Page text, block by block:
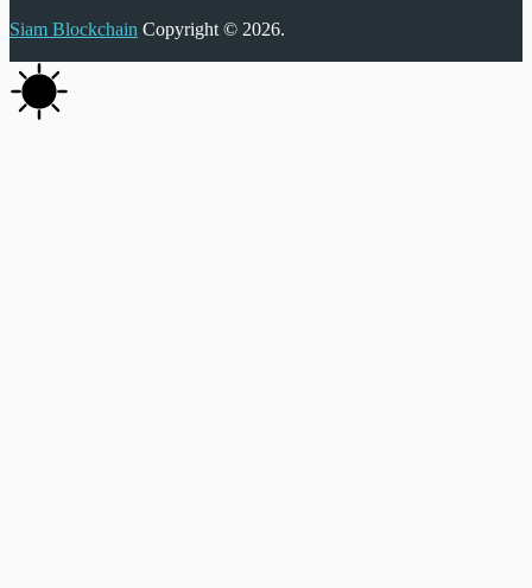
Siam Blockchain Copyright © 2026.